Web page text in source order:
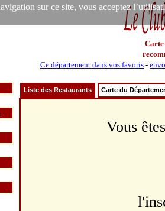
sur ce site, vous acceptez
Carte
Ce département dans vos favoris -
Liste des Restaurants Carte du
Vous